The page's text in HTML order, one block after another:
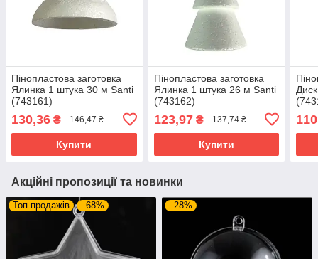
Пінопластова заготовка
Ялинка 1 штука 30 м Santi
(743161)
130,36 ₴ 146,47 ₴
Купити
Пінопластова заготовка
Ялинка 1 штука 26 м Santi
(743162)
123,97₴ 137,74 ₴
Купити
110
Акційні пропозиції та новинки
Топ продажів –68% –28%